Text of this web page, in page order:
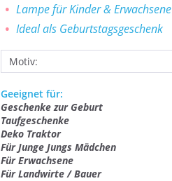
Lampe für Kinder & Erwachsene
Ideal als Geburtstagsgeschenk
Motiv:
Geeignet für:
Geschenke zur Geburt
Taufgeschenke
Deko Traktor
Für Junge Jungs Mädchen
Für Erwachsene
Für Landwirte / Bauer